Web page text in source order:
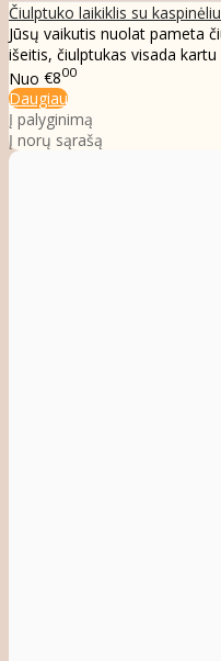
Čiulptuko laikiklis su kaspinėliu
Jūsų vaikutis nuolat pameta
išeitis, čiulptukas visada kartu
Nuo €800
Daugiau
Į palyginimą
Į norų sąrašą